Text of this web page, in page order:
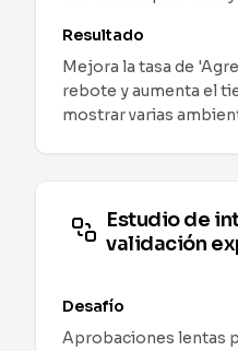
Resultado
Mejora la tasa de
rebote y aumenta el
mostrar varias
Estudio de
validación
Desafío
Aprobaciones lentas